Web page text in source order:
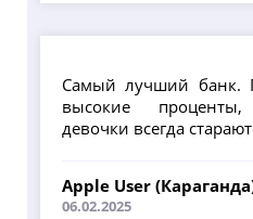
Самый лучший банк.
высокие
девочки всегда
Apple User
06.02.2025